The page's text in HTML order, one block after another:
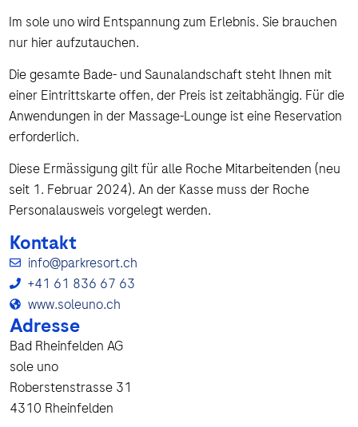
Im sole uno wird Entspannung zum Erlebnis. Sie brauchen
nur hier aufzutauchen.
Die gesamte Bade- und Saunalandschaft steht Ihnen mit
einer Eintrittskarte offen, der Preis ist zeitabhängig. Für die
Anwendungen in der Massage-Lounge ist eine Reservation
erforderlich.
Diese Ermässigung gilt für alle Roche Mitarbeitenden (neu
seit 1. Februar 2024). An der Kasse muss der Roche
Personalausweis vorgelegt werden.
Kontakt
info@parkresort.ch
+41 61 836 67 63
www.soleuno.ch
Adresse
Bad Rheinfelden AG
sole uno
Roberstenstrasse 31
4310 Rheinfelden